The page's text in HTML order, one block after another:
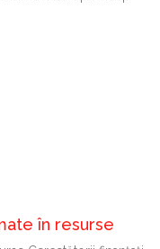
în resurse